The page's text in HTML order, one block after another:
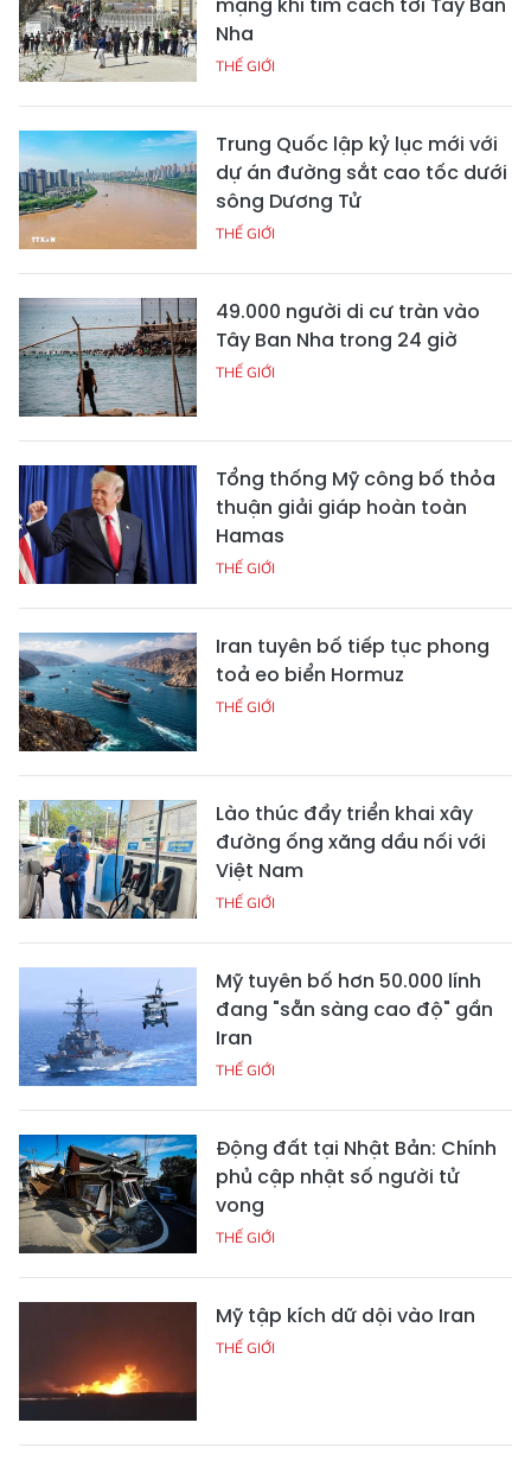
Nha
THẾ GIỚI
Trung Quốc lập kỷ lục mới với
dự án đường sắt cao tốc dưới
sông Dương Tử
THẾ GIỚI
49.000 người di cư tràn vào
Tây Ban Nha trong 24 giờ
THẾ GIỚI
Tổng thống Mỹ công bố thỏa
thuận giải giáp hoàn toàn
Hamas
THẾ GIỚI
Iran tuyên bố tiếp tục phong
toả eo biển Hormuz
THẾ GIỚI
Lào thúc đẩy triển khai xây
đường ống xăng dầu nối với
Việt Nam
THẾ GIỚI
Mỹ tuyên bố hơn 50.000 lính
đang "sẵn sàng cao độ" gần
Iran
THẾ GIỚI
Động đất tại Nhật Bản: Chính
phủ cập nhật số người tử
vong
THẾ GIỚI
Mỹ tập kích dữ dội vào Iran
THẾ GIỚI